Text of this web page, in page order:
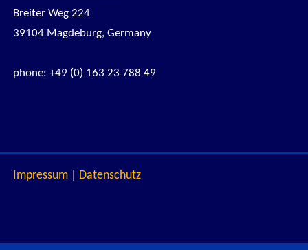
Breiter Weg 224
39104 Magdeburg, Germany
phone: +49 (0) 163 23 788 49
Impressum Datenschutz